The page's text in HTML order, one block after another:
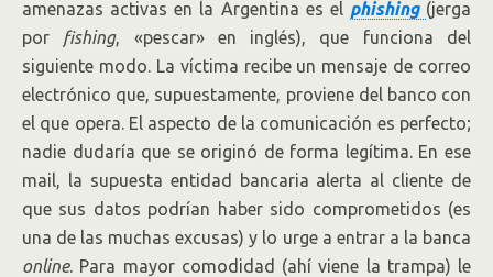
amenazas activas en la Argentina es el phishing (jerga
por fishing, «pescar» en inglés), que funciona del
siguiente modo. La víctima recibe un mensaje de correo
electrónico que, supuestamente, proviene del banco con
el que opera. El aspecto de la comunicación es perfecto;
nadie dudaría que se originó de forma legítima. En ese
mail, la supuesta entidad bancaria alerta al cliente de
que sus datos podrían haber sido comprometidos (es
una de las muchas excusas) y lo urge a entrar a la banca
online. Para mayor comodidad (ahí viene la trampa) le